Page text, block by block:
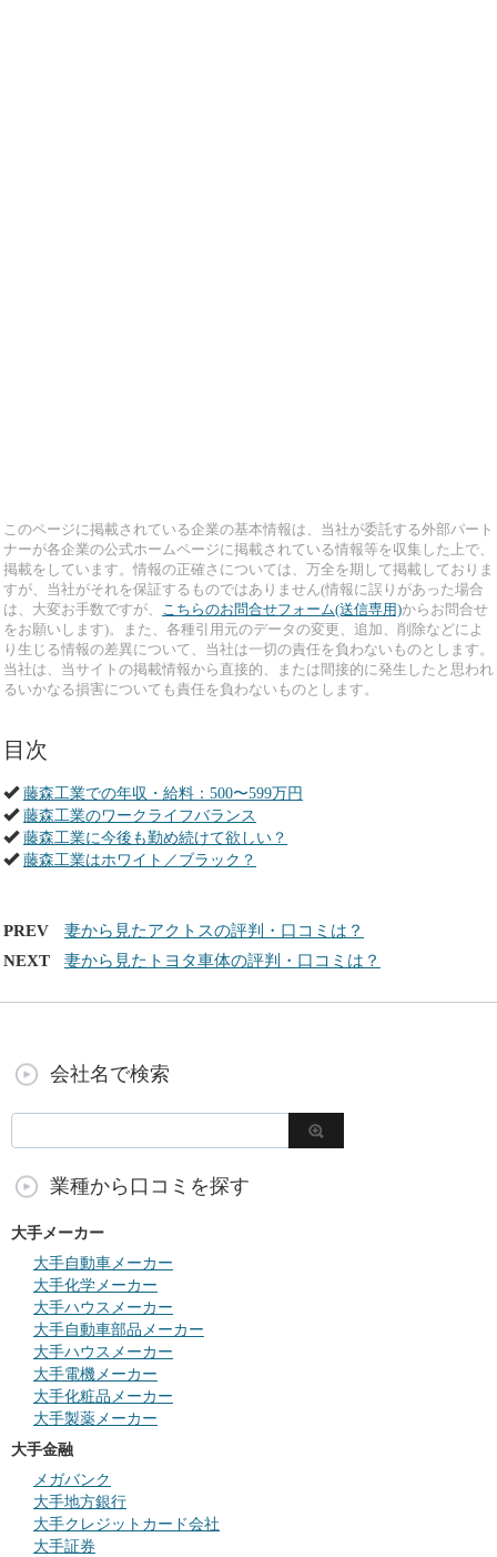
このページに掲載されている企業の基本情報は、当社が委託する外部パート
ナーが各企業の公式ホームページに掲載されている情報等を収集した上で、
掲載をしています。情報の正確さについては、万全を期して掲載しておりま
すが、当社がそれを保証するものではありません(情報に誤りがあった場合
は、大変お手数ですが、 こちらのお問合せフォーム(送信専用)からお問合せ
をお願いします)。また、各種引用元のデータの変更、追加、削除などによ
り生じる情報の差異について、当社は一切の責任を負わないものとします。
当社は、当サイトの掲載情報から直接的、または間接的に発生したと思われ
るいかなる損害についても責任を負わないものとします。
目次
藤森工業での年収・給料：500〜599万円
藤森工業のワークライフバランス
藤森工業に今後も勤め続けて欲しい？
藤森工業はホワイト／ブラック？
PREV
妻から見たアクトスの評判・口コミは？
NEXT
妻から見たトヨタ車体の評判・口コミは？
会社名で検索
業種から口コミを探す
大手メーカー
大手自動車メーカー
大手化学メーカー
大手ハウスメーカー
大手自動車部品メーカー
大手ハウスメーカー
大手電機メーカー
大手化粧品メーカー
大手製薬メーカー
大手金融
メガバンク
大手地方銀行
大手クレジットカード会社
大手証券